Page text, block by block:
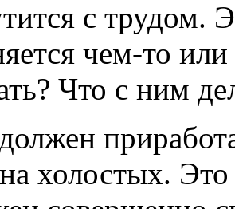
с трудом.
чем-то
Что с ним
холостых.